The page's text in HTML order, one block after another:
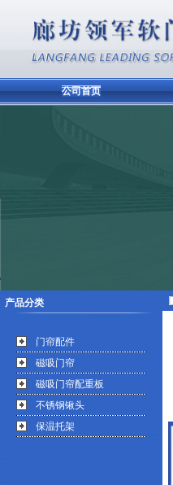
公司首页
产品分类
门帘配件
磁吸门帘
磁吸门帘配重板
不锈钢锹头
保温托架